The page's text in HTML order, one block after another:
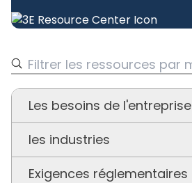
Les besoins de l'entreprise
Durabilité
Gestion des produits
les industries
Biens de consommation
Exigences réglementaires